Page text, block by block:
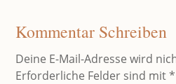
Kommentar Schreiben
Deine E-Mail-Adresse wird
Erforderliche Felder sind mit*